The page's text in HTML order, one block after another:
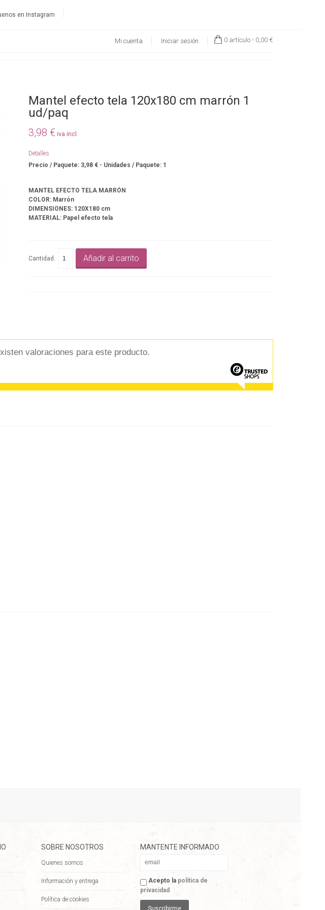
en Instagram
Mi cuenta Iniciar sesión 0 artículo - 0,00 €
Mantel efecto tela 120x180 cm marrón 1
ud/paq
3,98 € iva incl.
Detalles
Precio / Paquete: 3,98 € - Unidades / Paquete: 1
MANTEL EFECTO TELA MARRÓN
COLOR: Marrón
DIMENSIONES: 120X180 cm
MATERIAL: Papel efecto tela
Cantidad: Añadir al carrito
valoraciones para este producto.
SOBRE NOSOTROS
Quienes somos
Información y entrega
Política de cookies
MANTENTE INFORMADO
Acepto la política de
privacidad
Suscribirme